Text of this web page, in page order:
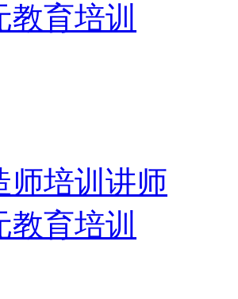
育培训
师培训讲师
育培训